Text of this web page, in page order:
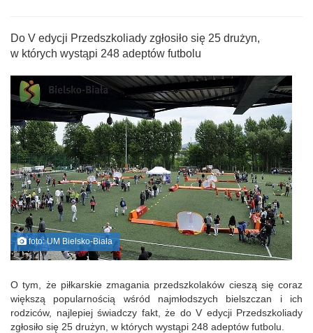
Do V edycji Przedszkoliady zgłosiło się 25 drużyn,
w których wystąpi 248 adeptów futbolu
foto: UM Bielsko-Biała
O tym, że piłkarskie zmagania przedszkolaków cieszą się coraz
większą popularnością wśród najmłodszych bielszczan i ich
rodziców, najlepiej świadczy fakt, że do V edycji Przedszkoliady
zgłosiło się 25 drużyn, w których wystąpi 248 adeptów futbolu.